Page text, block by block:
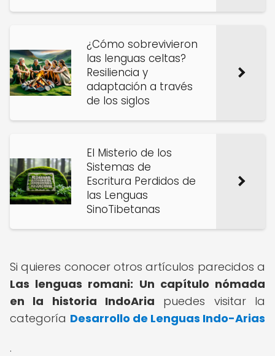
¿Cómo sobrevivieron
las lenguas celtas?
Resiliencia y
adaptación a través
de los siglos
El Misterio de los
Sistemas de
Escritura Perdidos de
las Lenguas
SinoTibetanas
Si quieres conocer otros artículos parecidos a
Las lenguas romani: Un capítulo nómada
en la historia IndoAria puedes visitar la
categoría Desarrollo de Lenguas Indo-Arias
.